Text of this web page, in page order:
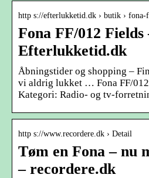
http s://efterlukketid.dk › butik ›
Fona FF/012 Fields
Efterlukketid.dk
Åbningstider og shopping –
vi aldrig lukket … Fona FF/
Kategori: Radio- og tv-
http s://www.recordere.dk › Detail
Tøm en Fona – nu
– recordere.dk